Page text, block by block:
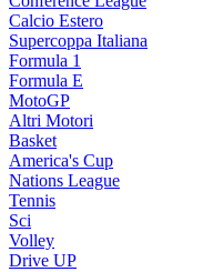
Calcio Estero
Supercoppa Italiana
Formula 1
Formula E
MotoGP
Altri Motori
Basket
America's Cup
Nations League
Tennis
Sci
Volley
Drive UP